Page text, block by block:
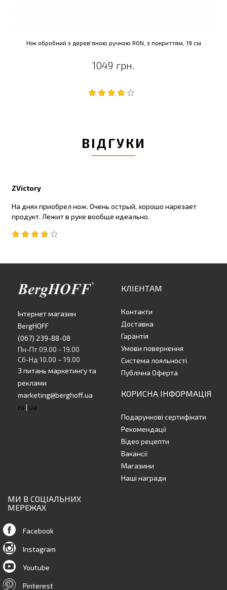
Ніж обробний з дерев'яною ручкою RON, з покриттям, 19 см
1049 грн.
ВІДГУКИ
ZVictory
На днях приобрел нож. Очень острый, хорошо нарезает
продукт. Лежит в руке вообще идеально.
Інтернет магазин
BergHOFF
(067) 239-88-08
Пн-Пт 09.00 - 19.00
Сб-Нд 10.00 – 19.00
З питань маркетингу та
реклами
marketing@berghoff.ua
ru | ua
КЛІЕНТАМ
Контакти
Доставка
Гарантія
Умови повернення
Система лояльності
Публічна Оферта
КОРИСНА ІНФОРМАЦІЯ
Подарункові сертифікати
Рекомендації
Відео рецепти
Вакансії
Магазини
Наші награди
МИ В СОЦІАЛЬНИХ
МЕРЕЖАХ
Facebook
Instagram
Youtube
Pinterest